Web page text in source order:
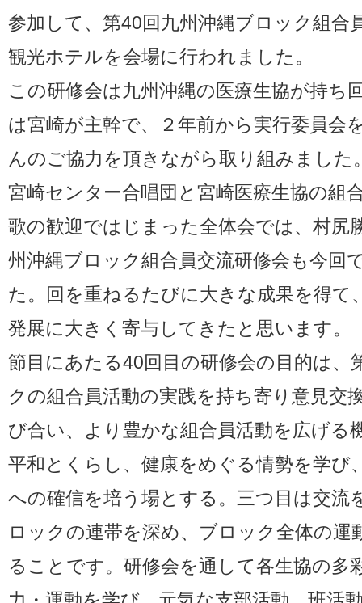
参加して、第40回九州沖縄ブロック組合
観光ホテルを会場に行われました。
この研修会は九州沖縄の医療生協が持ち
は宮崎が主幹で、２年前から実行委員会
んのご協力を頂きながら取り組みました
宮崎センター合唱団と宮崎医療生協の組
歌の歓迎ではじまった全体会では、村尻
州沖縄ブロック組合員交流研修会も今回
た。回を重ねるたびに大きな成果を得て
発展に大きく寄与してきたと思います。
節目にあたる40回目の研修会の目的は、
クの組合員活動の実践を持ち寄り意見交
び合い、より豊かな組合員活動を広げる
平和とくらし、健康をめぐる情勢を学び
への確信を培う場とする。三つ目は交流
ロックの連帯を深め、ブロック全体の運
ることです。研修会を通して各生協の多